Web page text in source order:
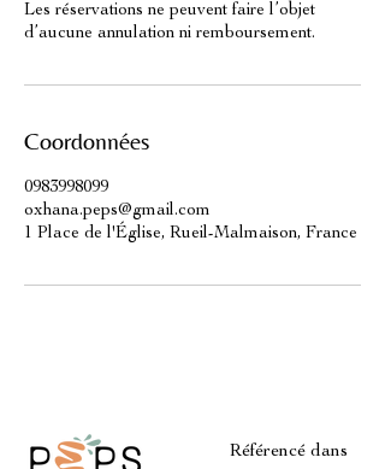
Les réservations ne peuvent faire l’objet
d’aucune annulation ni remboursement.
Coordonnées
0983998099
oxhana.peps@gmail.com
1 Place de l'Église, Rueil-Malmaison, France
Référencé dans